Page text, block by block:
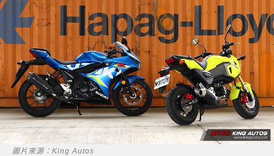
圖片來源：King Autos